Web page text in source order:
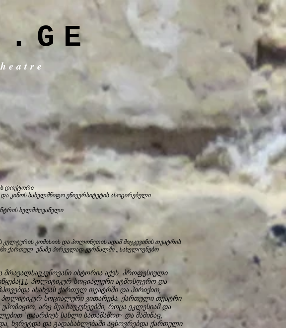
დოქტორი
კინოს სახელმწიფო უნივერსიტეტის ასოცირებული
ხელმძღვანელი
კომისიის და პოლონეთის ადამ მიცკევიჩის თეატრის
ქართულ ენაზე პირველად ჟურნალში „სახელოვნებო
ისტორია აქვს. პროფესიული
[1]. პოლიტიკურ-სოციალური ატმოსფერო და
ასახვას ქართულ თეატრში და პირიქით,
პოლიტიკურ-სოციალური ვითარება. ქართული თეატრი
არც შუა საუკუნეებში, როცა ეკლესიამ და
`დაარბიეს სახლი სათამაშოი~ და მაშინაც,
ხვრეტდა და გადასახლებაში აცხოვრებდა ქართული